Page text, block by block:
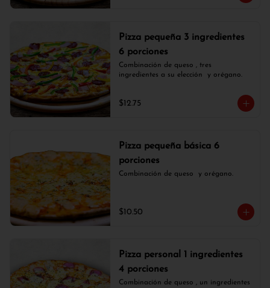
Pizza pequeña 3 ingredientes
6 porciones
Combinación de queso , tres
ingredientes a su elección  y orégano.
$12.75
Pizza pequeña básica 6
porciones
Combinación de queso  y orégano.
$10.50
Pizza personal 1 ingredientes
4 porciones
Combinación de queso , un ingredientes